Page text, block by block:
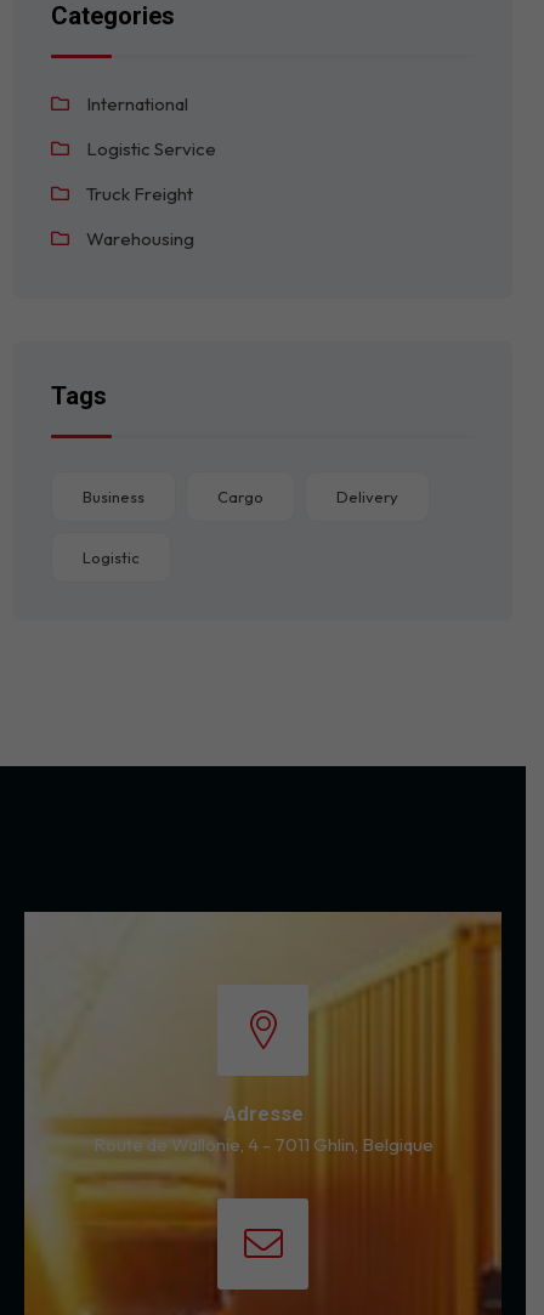
Categories
International
Logistic Service
Truck Freight
Warehousing
Tags
Business Cargo Delivery
Logistic
Adresse
Route de Wallonie, 4 - 7011 Ghlin, Belgique